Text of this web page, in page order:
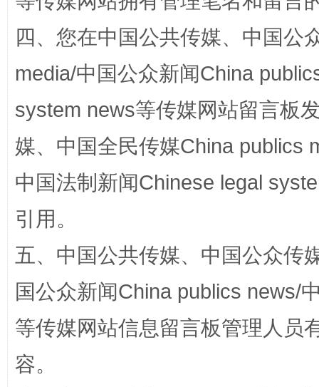
站台名比不上好声名
漫山遍野的桃花与雪山、麦地、白藏房
四、您在中国公共传媒、中国公
media/中国公众新闻China
system news等传媒网站留言板
媒、中国全民传媒China publics
中国法制新闻Chinese legal
引用。
五、中国公共传媒、中国公众传
国公众新闻China publics news/
等传媒网站信息留言板管理人员
容。